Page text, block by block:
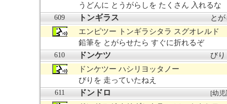
うどんに とうがらしを たくさん 入れるな
609 トンギラス
と
エンピツー トンギラシタラ スグオレルド
鉛筆を とがらせたら すぐに折れるぞ
610 ドンケツ
びり
ドンケツー ハシリヨッタノー
びりを 走っていたねえ
611 ドンドロ [幼児